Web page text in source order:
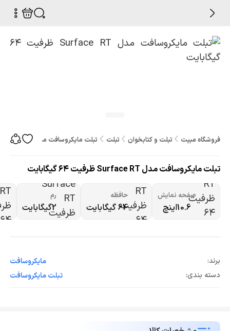
فروشگاه مبیت تبلت و کتابخوان تبلت تبلت مایکروسافت مدل Surface RT ظرفیت 64 گیگابایت
تبلت مایکروسافت مدل Surface RT ظرفیت 64 گیگابایت
صفحه نمایش
10.6اینچ
حافظه
64 گیگابایت
رم
2گیگابایت
برند:
مایکروسافت
دسته بندی:
تبلت مایکروسافت